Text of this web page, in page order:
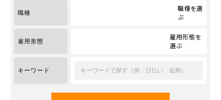
職種
職種を選
ぶ
雇用形態
雇用形態を
選ぶ
キーワード